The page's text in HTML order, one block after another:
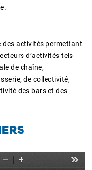
des activités permettant
d’activités tels
de chaîne,
de collectivité,
des bars et des